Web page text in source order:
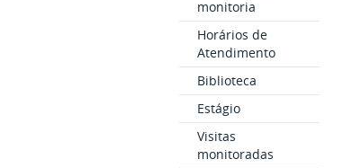
monitoria
Horários de
Atendimento
Biblioteca
Estágio
Visitas
monitoradas